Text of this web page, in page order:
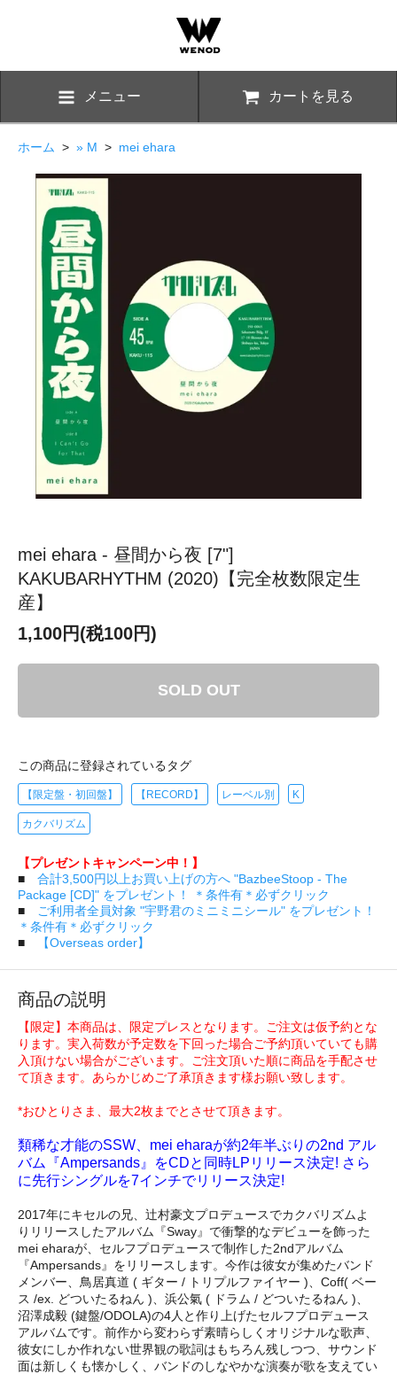
メニュー カートを見る
ホーム > » M > mei ehara
mei ehara - 昼間から夜 [7"]
KAKUBARHYTHM (2020)【完全枚数限定生
産】
1,100円(税100円)
SOLD OUT
この商品に登録されているタグ
【限定盤・初回盤】 【RECORD】 レーベル別 K
カクバリズム
【プレゼントキャンペーン中！】
■ 合計3,500円以上お買い上げの方へ "BazbeeStoop - The
Package [CD]" をプレゼント！ ＊条件有＊必ずクリック
■
ご利用者全員対象 "宇野君のミニミニシール" をプレゼント！
＊条件有＊必ずクリック
■
【Overseas order】
商品の説明
【限定】本商品は、限定プレスとなります。ご注文は仮予約とな
ります。実入荷数が予定数を下回った場合ご予約頂いていても購
入頂けない場合がございます。ご注文頂いた順に商品を手配させ
て頂きます。あらかじめご了承頂きます様お願い致します。
*おひとりさま、最大2枚までとさせて頂きます。
類稀な才能のSSW、mei eharaが約2年半ぶりの2nd アル
バム『Ampersands』をCDと同時LPリリース決定! さら
に先行シングルを7インチでリリース決定!
2017年にキセルの兄、辻村豪文プロデュースでカクバリズムよ
りリリースしたアルバム『Sway』で衝撃的なデビューを飾った
mei eharaが、セルフプロデュースで制作した2ndアルバム
『Ampersands』をリリースします。今作は彼女が集めたバンド
メンバー、鳥居真道 ( ギター / トリプルファイヤー )、Coff( ベー
ス /ex. どついたるねん )、浜公氣 ( ドラム / どついたるねん )、
沼澤成毅 (鍵盤/ODOLA)の4人と作り上げたセルフプロデュース
アルバムです。前作から変わらず素晴らしくオリジナルな歌声、
彼女にしか作れない世界観の歌詞はもちろん残しつつ、サウンド
面は新しくも懐かしく、バンドのしなやかな演奏が歌を支えてい